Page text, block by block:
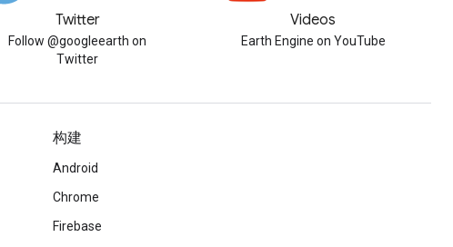
Twitter
Follow @googleearth on
Twitter
Videos
Earth Engine on YouTube
构建
Android
Chrome
Firebase